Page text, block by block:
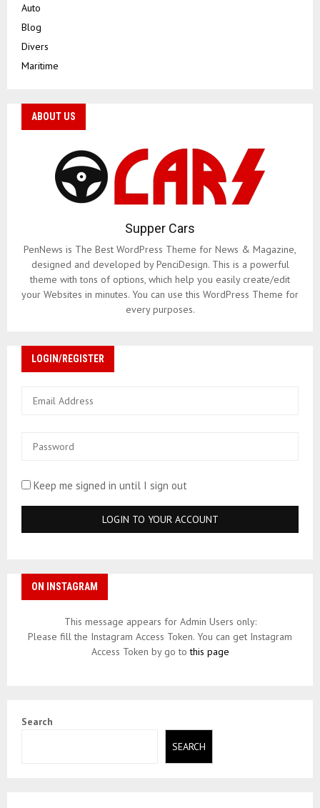
Auto
Blog
Divers
Maritime
ABOUT US
Supper Cars
PenNews is The Best WordPress Theme for News & Magazine,
designed and developed by PenciDesign. This is a powerful
theme with tons of options, which help you easily create/edit
your Websites in minutes. You can use this WordPress Theme for
every purposes.
LOGIN/REGISTER
Keep me signed in until I sign out
ON INSTAGRAM
This message appears for Admin Users only:
Please fill the Instagram Access Token. You can get Instagram
Access Token by go tothis page
Search
SEARCH